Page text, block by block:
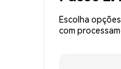
Escolha
com